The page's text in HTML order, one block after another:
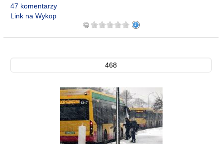
47 komentarzy
Link na Wykop
468